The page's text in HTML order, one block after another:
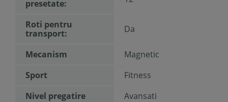
presetate:
Roti pentru
transport:
Da
Mecanism
Magnetic
Sport
Fitness
Nivel pregatire
Avansati